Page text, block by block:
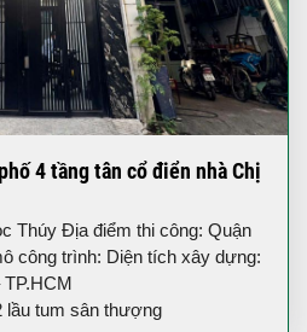
4 tầng tân cổ điển nhà Chị
Thúy Địa điểm thi công: Quận
công trình: Diện tích xây dựng:
lầu tum sân thượng